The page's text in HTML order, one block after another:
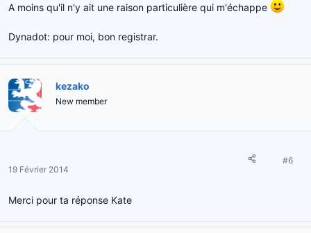
A moins qu'il n'y ait une raison particulière qui m'échappe
Dynadot: pour moi, bon registrar.
kezako
New member
19 Février 2014
#6
Merci pour ta réponse Kate